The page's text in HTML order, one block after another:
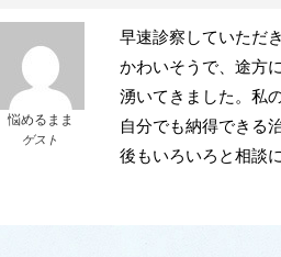
悩めるまま
ゲスト
早速診察していただ
かわいそうで、途方
湧いてきました。私
自分でも納得できる
後もいろいろと相談